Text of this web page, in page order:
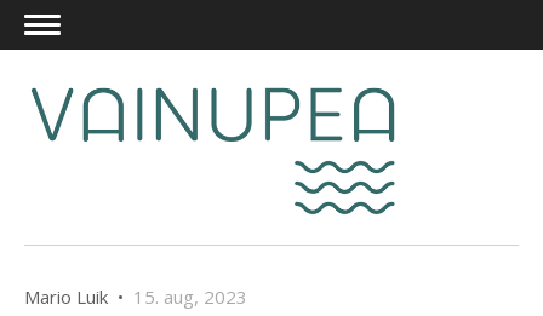
Mario Luik • 15. aug, 2023